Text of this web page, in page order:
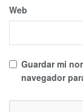
Web
Guardar mi
navegador